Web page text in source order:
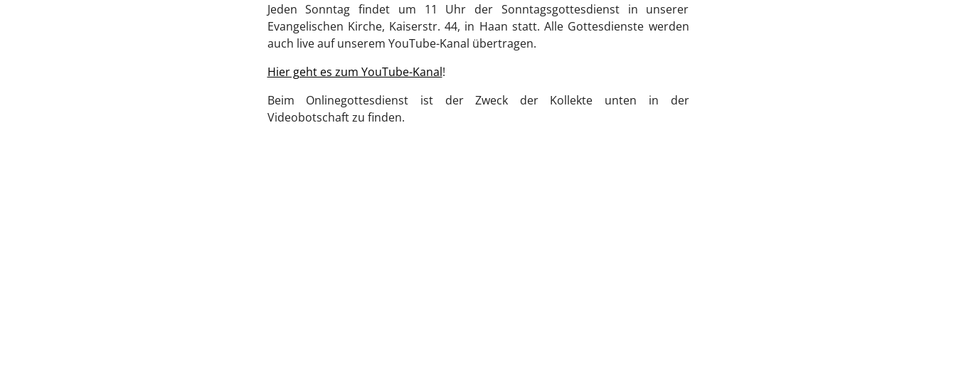
Jeden Sonntag findet um 11 Uhr der Sonntagsgottesdienst in unserer
Evangelischen Kirche, Kaiserstr. 44, in Haan statt. Alle Gottesdienste werden
auch live auf unserem YouTube-Kanal übertragen.
Hier geht es zum YouTube-Kanal!
Beim Onlinegottesdienst ist der Zweck der Kollekte unten in der
Videobotschaft zu finden.